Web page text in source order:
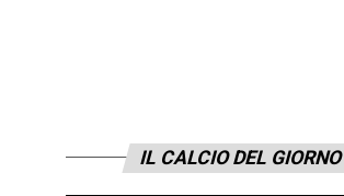
IL CALCIO DEL GIORNO